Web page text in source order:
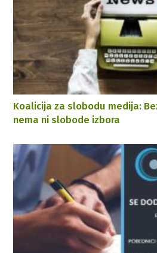
Koalicija za slobodu medija:
nema ni slobode izbora